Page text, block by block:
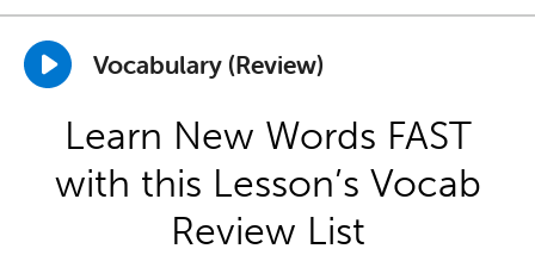
Vocabulary (Review)
Learn New Words FAST
with this Lesson’s Vocab
Review List